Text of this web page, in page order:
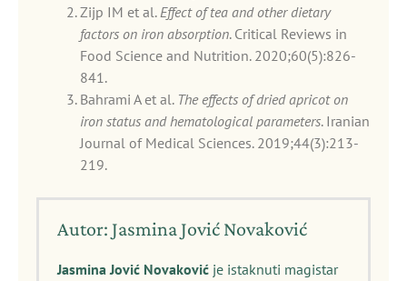
Zijp IM et al.Effect of tea and other dietary
factors on iron absorption. Critical Reviews in
Food Science and Nutrition. 2020;60(5):826-
841.
Bahrami A et al. The effects of dried apricot on
iron status and hematological parameters. Iranian
Journal of Medical Sciences. 2019;44(3):213-
219.
Autor: Jasmina Jović Novaković
Jasmina Jović Novaković je istaknuti magistar